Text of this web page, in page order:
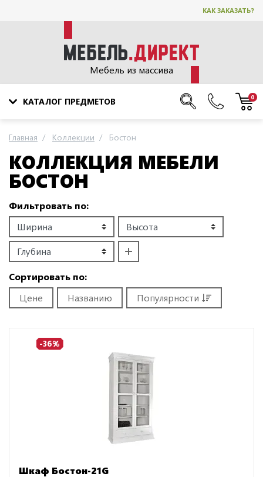
КАК ЗАКАЗАТЬ?
Мебель из массива
КАТАЛОГ ПРЕДМЕТОВ 0
Главная Коллекции Бостон
КОЛЛЕКЦИЯ МЕБЕЛИ
БОСТОН
Сортировать по:
Цене
Названию Популярности
Фильтровать по:
-36%
Шкаф Бостон-21G